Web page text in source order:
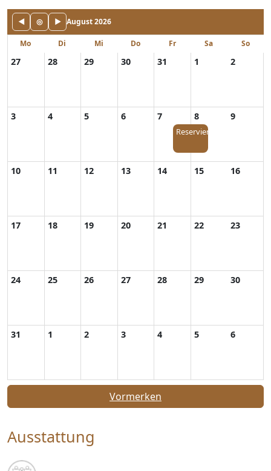
◀ ◎ ▶ August 2026
Mo Di Mi Do Fr Sa So
27 28 29 30 31 1 2
3 4 5 6 7
Reserviert
8 9
10 11 12 13 14 15 16
17 18 19 20 21 22 23
24 25 26 27 28 29 30
31 1 2 3 4 5 6
Vormerken
Ausstattung